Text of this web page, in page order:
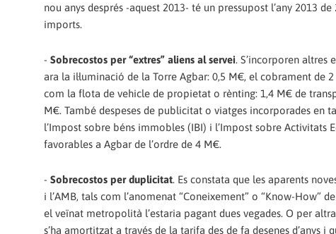
nou anys després -aquest 2013- té un pressupost l’any 2013
imports.
- Sobrecostos per “extres” aliens al servei. S’incorporen altres
ara la il·luminació de la Torre Agbar: 0,5 M€, el cobrament de
com la flota de vehicle de propietat o rènting: 1,4 M€ de
M€. També despeses de publicitat o viatges incorporades en
l’Impost sobre béns immobles (IBI) i l’Impost sobre
favorables a Agbar de l’ordre de 4 M€.
- Sobrecostos per duplicitat. Es constata que les aparents
i l’AMB, tals com l’anomenat “Coneixement” o “Know-How”
el veïnat metropolità l’estaria pagant dues vegades. O per
s’ha amortitzat a través de la tarifa des de fa desenes d’anys